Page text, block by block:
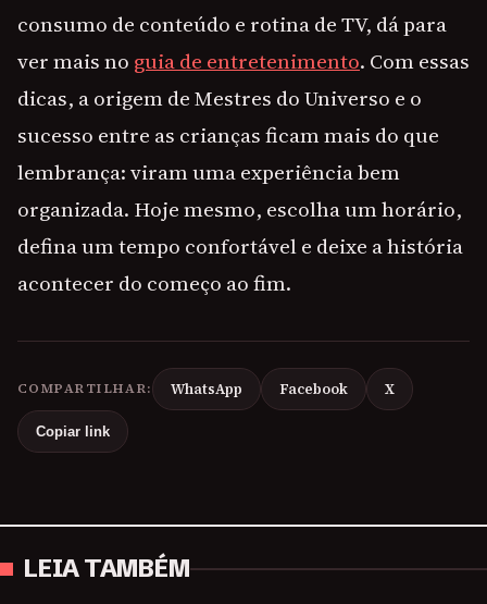
consumo de conteúdo e rotina de TV, dá para
ver mais no guia de entretenimento. Com essas
dicas, a origem de Mestres do Universo e o
sucesso entre as crianças ficam mais do que
lembrança: viram uma experiência bem
organizada. Hoje mesmo, escolha um horário,
defina um tempo confortável e deixe a história
acontecer do começo ao fim.
COMPARTILHAR: WhatsApp Facebook X
Copiar link
LEIA TAMBÉM